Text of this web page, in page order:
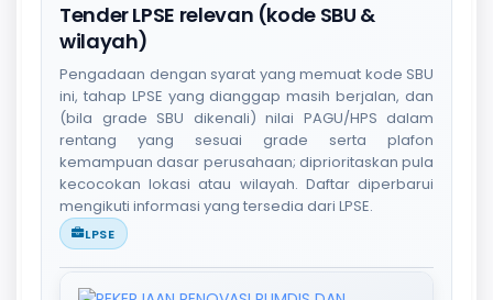
Tender LPSE relevan (kode SBU &
wilayah)
Pengadaan dengan syarat yang memuat kode SBU
ini, tahap LPSE yang dianggap masih berjalan, dan
(bila grade SBU dikenali) nilai PAGU/HPS dalam
rentang yang sesuai grade serta plafon
kemampuan dasar perusahaan; diprioritaskan pula
kecocokan lokasi atau wilayah. Daftar diperbarui
mengikuti informasi yang tersedia dari LPSE.
LPSE